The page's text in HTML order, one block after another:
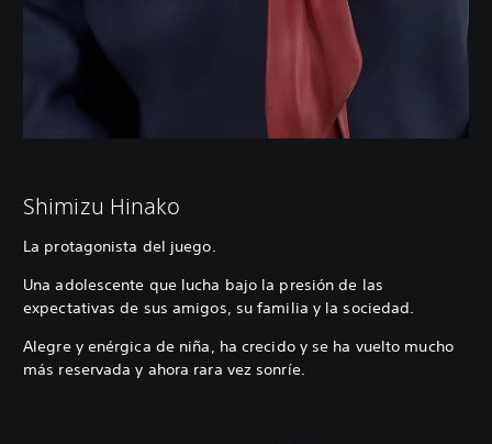
Shimizu Hinako
La protagonista del juego.
Una adolescente que lucha bajo la presión de las
expectativas de sus amigos, su familia y la sociedad.
Alegre y enérgica de niña, ha crecido y se ha vuelto mucho
más reservada y ahora rara vez sonríe.